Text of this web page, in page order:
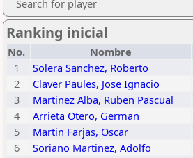
Search for player
Ranking inicial
No. Nombre
1
Solera Sanchez, Roberto
2
Claver Paules, Jose Ignacio
3
Martinez Alba, Ruben Pascual
4
Arrieta Otero, German
5
Martin Farjas, Oscar
6
Soriano Martinez, Adolfo